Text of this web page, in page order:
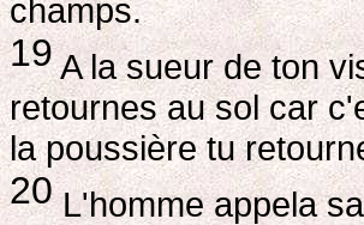
champs.
19A la sueur de ton
retournes au sol car
la poussière tu
20L'homme appela